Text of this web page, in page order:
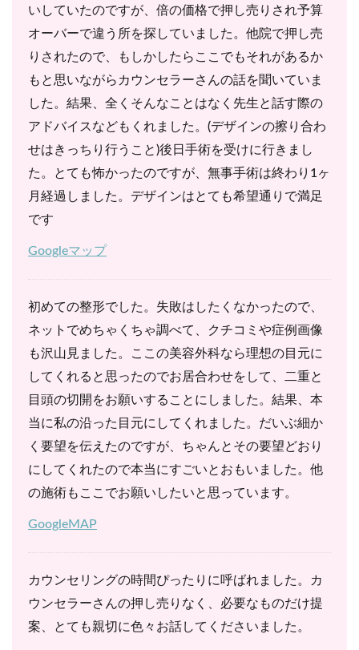
いしていたのですが、倍の価格で押し売りされ予算
オーバーで違う所を探していました。他院で押し売
りされたので、もしかしたらここでもそれがあるか
もと思いながらカウンセラーさんの話を聞いていま
した。結果、全くそんなことはなく先生と話す際の
アドバイスなどもくれました。(デザインの擦り合わ
せはきっちり行うこと)後日手術を受けに行きまし
た。とても怖かったのですが、無事手術は終わり1ヶ
月経過しました。デザインはとても希望通りで満足
です
Googleマップ
初めての整形でした。失敗はしたくなかったので、
ネットでめちゃくちゃ調べて、クチコミや症例画像
も沢山見ました。ここの美容外科なら理想の目元に
してくれると思ったのでお居合わせをして、二重と
目頭の切開をお願いすることにしました。結果、本
当に私の沿った目元にしてくれました。だいぶ細か
く要望を伝えたのですが、ちゃんとその要望どおり
にしてくれたので本当にすごいとおもいました。他
の施術もここでお願いしたいと思っています。
GoogleMAP
カウンセリングの時間ぴったりに呼ばれました。カ
ウンセラーさんの押し売りなく、必要なものだけ提
案、とても親切に色々お話してくださいました。